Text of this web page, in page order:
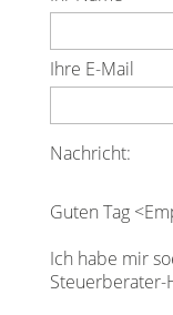
Ihre E-Mail
Nachricht:
Guten Tag
Ich habe mir
Steuerberater-